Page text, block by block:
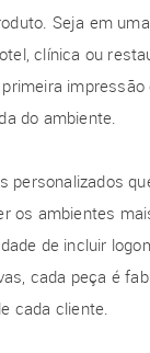
Seja em
clínica ou
do ambiente.
personalizados
os ambientes
de incluir
cada peça é
cada cliente.